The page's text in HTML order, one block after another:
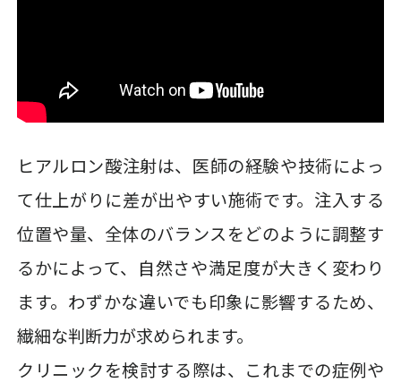
ヒアルロン酸注射は、医師の経験や技術によっ
て仕上がりに差が出やすい施術です。注入する
位置や量、全体のバランスをどのように調整す
るかによって、自然さや満足度が大きく変わり
ます。わずかな違いでも印象に影響するため、
繊細な判断力が求められます。
クリニックを検討する際は、これまでの症例や